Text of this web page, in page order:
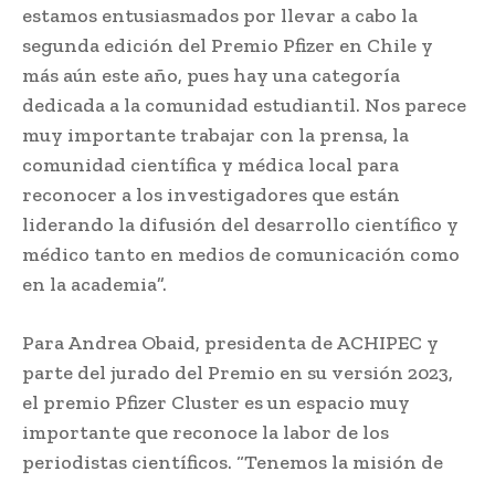
estamos entusiasmados por llevar a cabo la
segunda edición del Premio Pfizer en Chile y
más aún este año, pues hay una categoría
dedicada a la comunidad estudiantil. Nos parece
muy importante trabajar con la prensa, la
comunidad científica y médica local para
reconocer a los investigadores que están
liderando la difusión del desarrollo científico y
médico tanto en medios de comunicación como
en la academia”.
Para Andrea Obaid, presidenta de ACHIPEC y
parte del jurado del Premio en su versión 2023,
el premio Pfizer Cluster es un espacio muy
importante que reconoce la labor de los
periodistas científicos. “Tenemos la misión de